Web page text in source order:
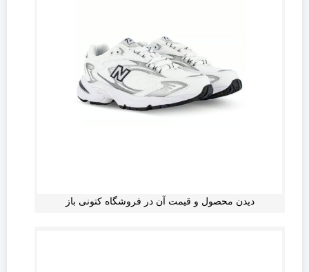
دیدن محصول و قیمت آن در فروشگاه کتونی باز